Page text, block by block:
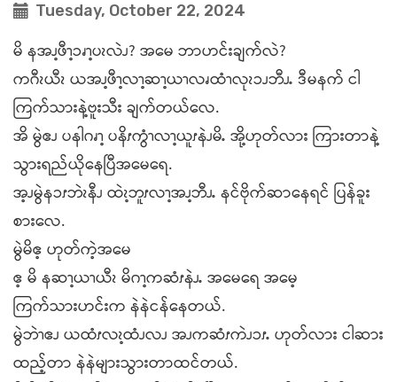
Tuesday, October 22, 2024
မိ နအၪ့ဖီၫ့ၥၧၫ့ပၩလဲၪ? အမေ ဘာဟင်းချက်လဲ?
ကဂီၩယီၩ ယအၪ့ဖီၫ့လၫ့ဆၫ့ယၫလၧထံၫလုၩၥၪဘီၪႉ ဒီမနက် ငါ
ကြက်သားနဲ့ဗူးသီး ချက်တယ်လေ.
အိ မွဲဧၪ ပနါဂၧၫ့ ပနိၭကွံၫလၫ့ယူၭနဲၪမိႉ အို့ဟုတ်လား ကြားတာနဲ့
သွားရည်ယိုနေပြီအမေရေ.
အ့ၪမွဲနၥၭဘဲၩနီၪ ထဲၩ့ဘူၭလၫ့အၪ့ဘီၪႉ နင်ဗိုက်ဆာနေရင် ပြန်ခူး
စားလေ.
မွဲမိဧ့ ဟုတ်ကဲ့အမေ
ဧ့ မိ နဆၫ့ယၫယီၩ မိဂၫ့ကဆံၭနဲၪႉ အမေရေ အမေ့
ကြက်သားဟင်းက နဲနဲငန်နေတယ်.
မွဲဘဲၫဧၪ ယထံၭလၩ့ထံၪလၪ အၪကဆံၭကဲၪၥၭႉ ဟုတ်လား ငါဆား
ထည့်တာ နဲနဲများသွားတာထင်တယ်.